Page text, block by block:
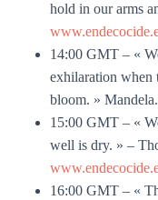
hold in our arms
14:00 GMT – «
exhilaration when
bloom. »
15:00 GMT – «
well is dry. » –
16:00 GMT – «